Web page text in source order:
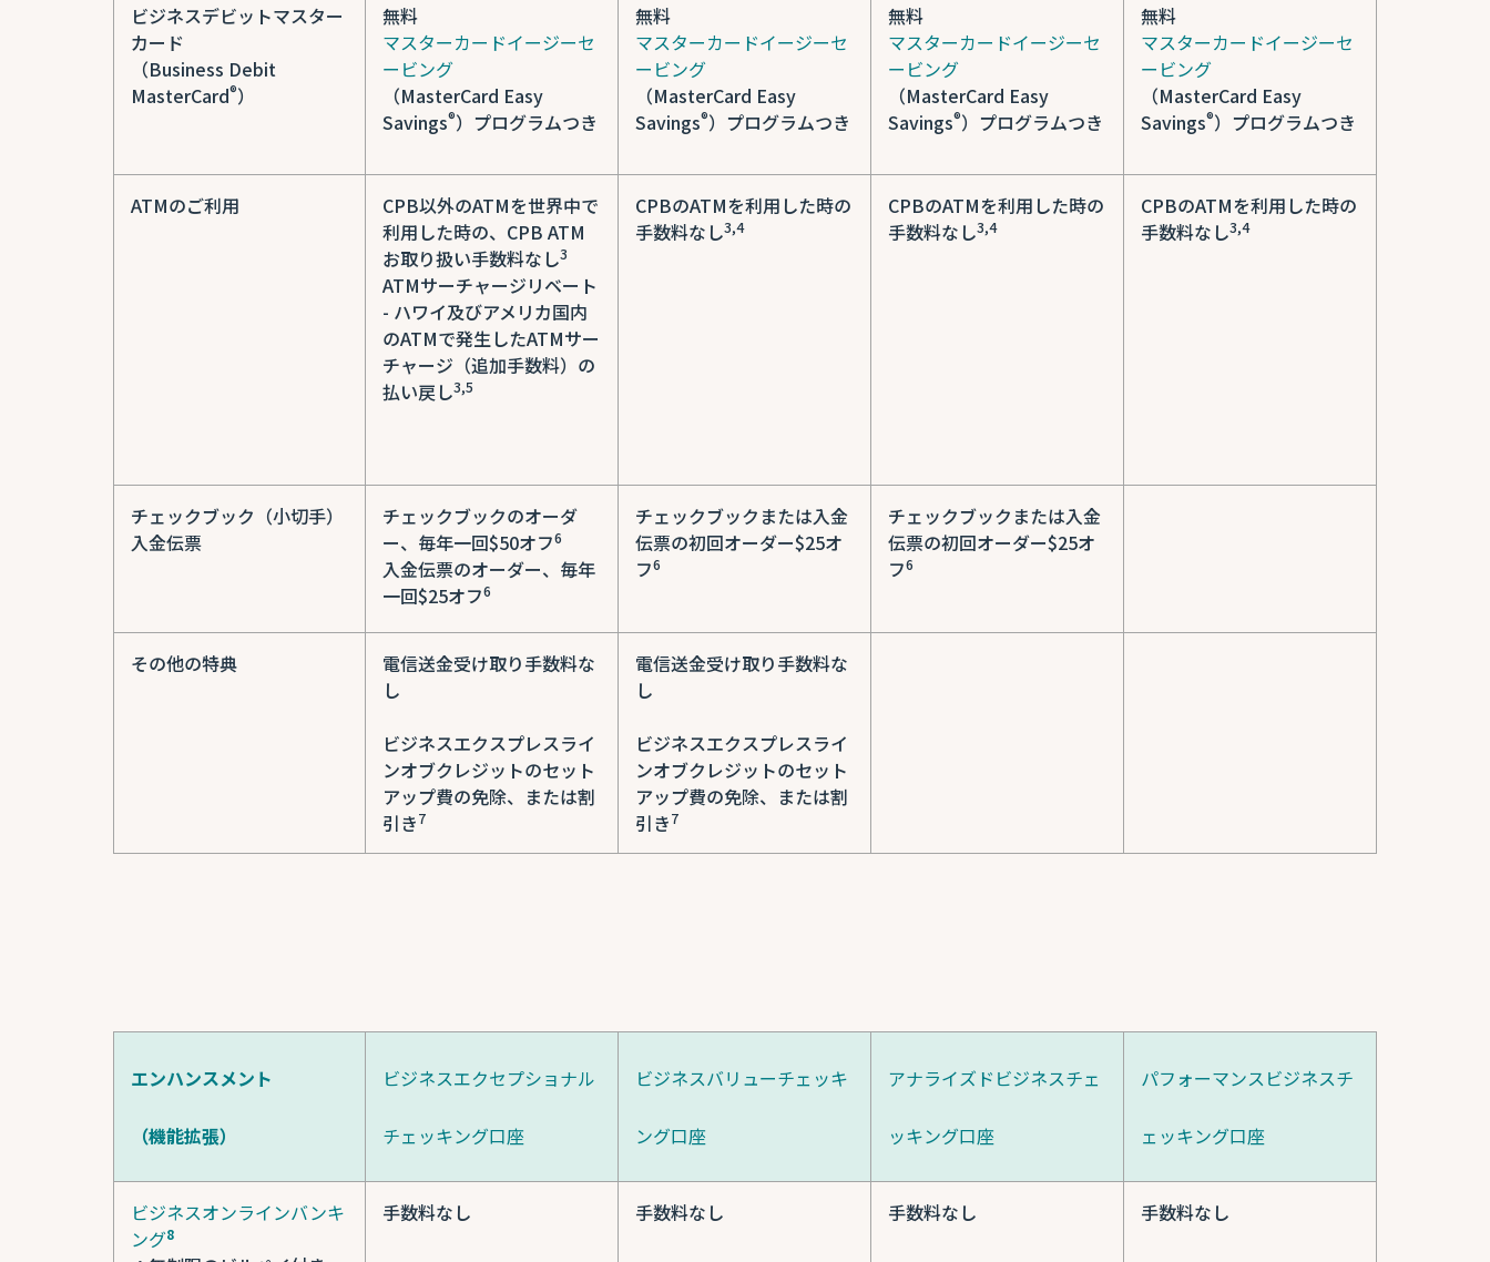
ビジネスデビットマスター
カード
（Business Debit
MasterCard®）
無料
マスターカードイージーセ
ービング
（MasterCard Easy
Savings®）プログラムつき
無料
マスターカードイージーセ
ービング
（MasterCard Easy
Savings®）プログラムつき
無料
マスターカードイージーセ
ービング
（MasterCard Easy
Savings®）プログラムつき
無料
マスターカードイージーセ
ービング
（MasterCard Easy
Savings®）プログラムつき
ATMのご利用
CPB以外のATMを世界中で
利用した時の、CPB ATM
お取り扱い手数料なし3
ATMサーチャージリベート
- ハワイ及びアメリカ国内
のATMで発生したATMサー
チャージ（追加手数料）の
払い戻し3,5
CPBのATMを利用した時の
手数料なし3,4
CPBのATMを利用した時の
手数料なし3,4
CPBのATMを利用した時の
手数料なし3,4
チェックブック（小切手）
入金伝票
チェックブックのオーダ
ー、毎年一回$50オフ6
入金伝票のオーダー、毎年
一回$25オフ6
チェックブックまたは入金
伝票の初回オーダー$25オ
フ6
チェックブックまたは入金
伝票の初回オーダー$25オ
フ6
その他の特典
電信送金受け取り手数料な
し
ビジネスエクスプレスライ
ンオブクレジットのセット
アップ費の免除、または割
引き7
電信送金受け取り手数料な
し
ビジネスエクスプレスライ
ンオブクレジットのセット
アップ費の免除、または割
引き7
エンハンスメント
（機能拡張）
ビジネスエクセプショナル
チェッキング口座
ビジネスバリューチェッキ
ング口座
アナライズドビジネスチェ
ッキング口座
パフォーマンスビジネスチ
ェッキング口座
ビジネスオンラインバンキ
ング8
手数料なし 手数料なし 手数料なし 手数料なし